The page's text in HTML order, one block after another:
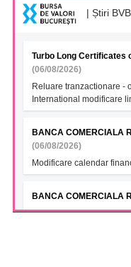
| Știri BVB
Turbo Long Certificates
(06/08/2026)
Reluare tranzactionare -
International modificare
BANCA COMERCIALA
(06/08/2026)
Modificare calendar
BANCA COMERCIALA
Modificare calendar